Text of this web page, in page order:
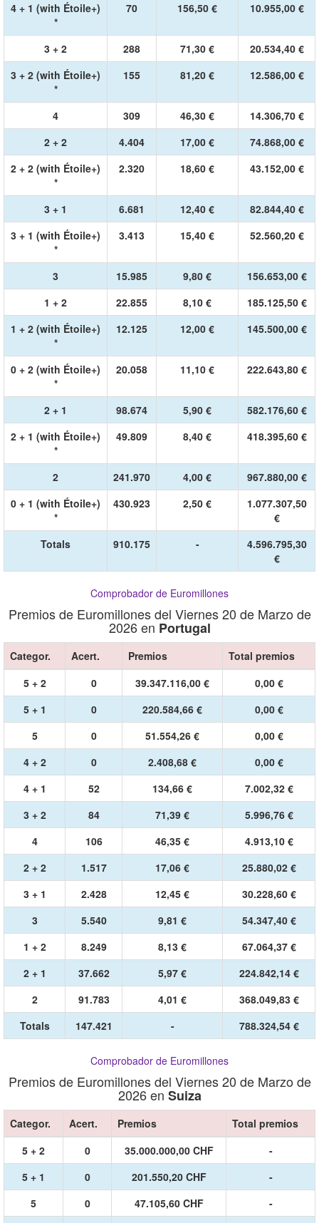
4 + 1 (with Étoile+)
*
70 156,50 € 10.955,00 €
3 + 2 288 71,30 €
20.534,40 €
3 + 2 (with Étoile+)
*
155 81,20 € 12.586,00 €
4 309 46,30 €
14.306,70 €
2 + 2
4.404 17,00 €
74.868,00 €
2 + 2 (with Étoile+)
*
2.320 18,60 € 43.152,00 €
3 + 1 6.681 12,40 €
82.844,40 €
3 + 1 (with Étoile+)
*
3.413 15,40 € 52.560,20 €
3 15.985 9,80 €
156.653,00 €
1 + 2
22.855 8,10 €
185.125,50 €
1 + 2 (with Étoile+)
*
12.125 12,00 € 145.500,00 €
0 + 2 (with Étoile+)
*
20.058 11,10 € 222.643,80 €
2 + 1 98.674 5,90 €
582.176,60 €
2 + 1 (with Étoile+)
*
49.809 8,40 € 418.395,60 €
2 241.970 4,00 €
967.880,00 €
0 + 1 (with Étoile+)
*
430.923 2,50 €
1.077.307,50
€
Totals
910.175 -
4.596.795,30
€
Comprobador de Euromillones
Premios de Euromillones del Viernes 20 de Marzo de
2026 en Portugal
Categor. Acert. Premios
Total premios
5 + 2
0 39.347.116,00 €
0,00 €
5 + 1
0 220.584,66 €
0,00 €
5
0 51.554,26 €
0,00 €
4 + 2
0 2.408,68 €
0,00 €
4 + 1
52 134,66 €
7.002,32 €
3 + 2
84 71,39 €
5.996,76 €
4
106 46,35 €
4.913,10 €
2 + 2
1.517 17,06 €
25.880,02 €
3 + 1
2.428 12,45 €
30.228,60 €
3
5.540 9,81 €
54.347,40 €
1 + 2
8.249 8,13 €
67.064,37 €
2 + 1
37.662 5,97 €
224.842,14 €
2
91.783 4,01 €
368.049,83 €
Totals
147.421 - 788.324,54 €
Comprobador de Euromillones
Premios de Euromillones del Viernes 20 de Marzo de
2026 en Suiza
Categor. Acert. Premios
Total premios
5 + 2
0 35.000.000,00 CHF
-
5 + 1
0 201.550,20 CHF
-
5
0 47.105,60 CHF
-